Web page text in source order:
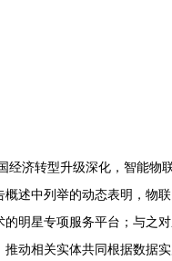
经济转型升级深化，智能物
概述中列举的动态表明，物
的明星专项服务平台；与之
动相关实体共同根据数据